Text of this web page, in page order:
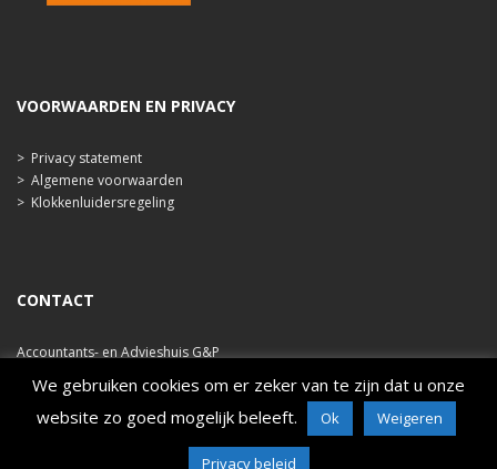
VOORWAARDEN EN PRIVACY
> Privacy statement
> Algemene voorwaarden
> Klokkenluidersregeling
CONTACT
Accountants- en Advieshuis G&P
Ooststraat 47b
4421 EA Kapelle
tel. 0113 348 786
We gebruiken cookies om er zeker van te zijn dat u onze
website zo goed mogelijk beleeft.
Ok Weigeren
Privacy beleid